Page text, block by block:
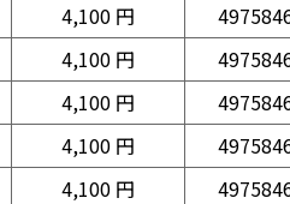
4,100 円
4,100 円
4,100 円
4,100 円
4,100 円